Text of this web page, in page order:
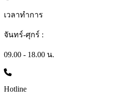
เวลาทำการ
จันทร์-ศุกร์ :
09.00 - 18.00 น.
Hotline